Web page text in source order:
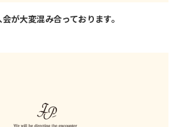
が大変混み合っております。